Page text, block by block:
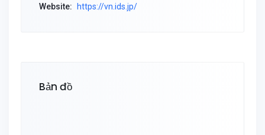
Website: https://vn.ids.jp/
Bản đồ